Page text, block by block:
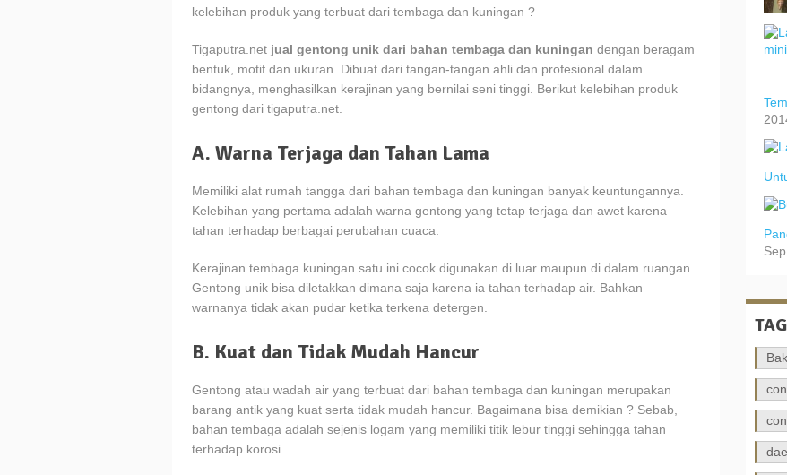
kelebihan produk yang terbuat dari tembaga dan kuningan ?
Tigaputra.net jual gentong unik dari bahan tembaga dan kuningan dengan beragam
bentuk, motif dan ukuran. Dibuat dari tangan-tangan ahli dan profesional dalam
bidangnya, menghasilkan kerajinan yang bernilai seni tinggi. Berikut kelebihan produk
gentong dari tigaputra.net.
A. Warna Terjaga dan Tahan Lama
Memiliki alat rumah tangga dari bahan tembaga dan kuningan banyak keuntungannya.
Kelebihan yang pertama adalah warna gentong yang tetap terjaga dan awet karena
tahan terhadap berbagai perubahan cuaca.
Kerajinan tembaga kuningan satu ini cocok digunakan di luar maupun di dalam ruangan.
Gentong unik bisa diletakkan dimana saja karena ia tahan terhadap air. Bahkan
warnanya tidak akan pudar ketika terkena detergen.
B. Kuat dan Tidak Mudah Hancur
Gentong atau wadah air yang terbuat dari bahan tembaga dan kuningan merupakan
barang antik yang kuat serta tidak mudah hancur. Bagaimana bisa demikian ? Sebab,
bahan tembaga adalah sejenis logam yang memiliki titik lebur tinggi sehingga tahan
terhadap korosi.